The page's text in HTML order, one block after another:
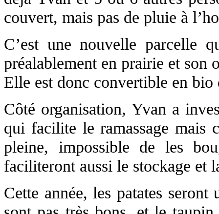
couvert, mais pas de pluie à
C’est une nouvelle parcelle
préalablement en prairie et
Elle est donc convertible en bio
Côté organisation, Yvan a
qui facilite le ramassage mais
pleine, impossible de les
faciliteront aussi le stockage et
Cette année, les patates